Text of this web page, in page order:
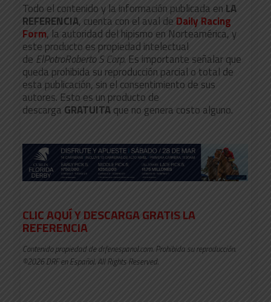
Todo el contenido y la información publicada en LA
REFERENCIA, cuenta con el aval de Daily Racing
Form, la autoridad del hipismo en Norteamérica, y
este producto es propiedad intelectual
de ElPotroRoberto S Corp. Es importante señalar que
queda prohibida su reproducción parcial o total de
esta publicación, sin el consentimiento de sus
autores. Esto es un producto de
descarga GRATUITAque no genera costo alguno.
CLIC AQUÍ Y DESCARGA GRATIS LA
REFERENCIA
Contenido propiedad de drfenespanol.com. Prohibida su reproducción.
©2026 DRF en Español. All Rights Reserved.